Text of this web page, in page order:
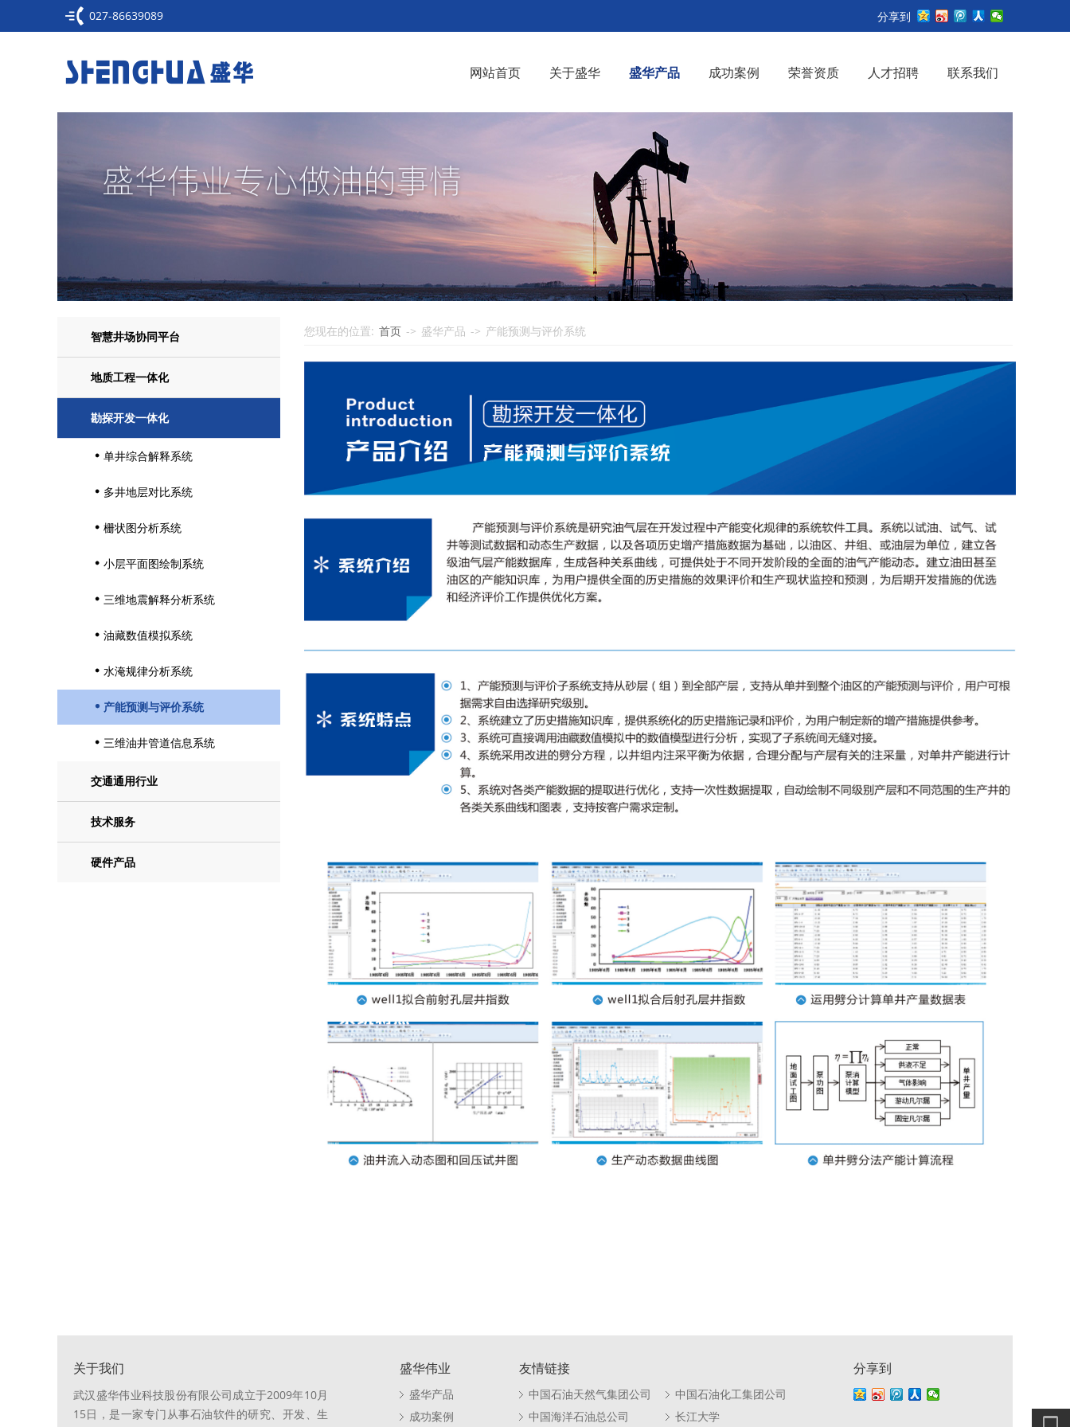
027-86639089 分享到
网站首页 关于盛华 盛华产品 成功案例 荣誉资质 人才招聘 联系我们
智慧井场协同平台
地质工程一体化
勘探开发一体化
 单井综合解释系统
 多井地层对比系统
 栅状图分析系统
 小层平面图绘制系统
 三维地震解释分析系统
 油藏数值模拟系统
 水淹规律分析系统
 产能预测与评价系统
 三维油井管道信息系统
交通通用行业
技术服务
硬件产品
您现在的位置: 首页 -> 盛华产品 -> 产能预测与评价系统
关于我们
武汉盛华伟业科技股份有限公司成立于2009年10月
15日，是一家专门从事石油软件的研究、开发、生
盛华伟业
盛华产品
成功案例
友情链接
中国石油天然气集团公司
中国石油化工集团公司
中国海洋石油总公司
长江大学
分享到